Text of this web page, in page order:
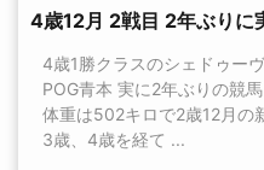
4歳12月 2戦目 2年ぶりに
4歳1勝クラスのシェドゥー
POG青本 実に2年ぶりの競
体重は502キロで2歳12月の
3歳、4歳を経て ...